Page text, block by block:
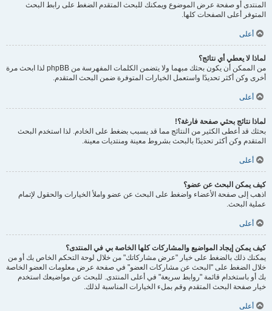
المنتدى أو صفحة عرض الموضوع ويمكنك للبحث المتقدم الضغط على رابط البحث
المتوفر أعلى الصفحات كلها.
أعلى
لماذا لا يعطي أي نتائج؟
من الممكن أن يكون بحثك مبهما ولا يتضمن الكلمات المفهرسة من phpBB لذا ابحث مرة
أخرى وكن أكثر تحديدًا واستعمل الخيارات المتوفرة ضمن البحث المتقدم.
أعلى
لماذا نتائج بحثي صفحة فارغة؟!
بحثك قد أعطى الكثير من النتائج مما قد يسبب بضغط على الخادم. لذا استخدم البحث
المتقدم وكن أكثر تحديدًا بالبحث بشروط معينة ومنتديات معينة.
أعلى
كيف يمكن البحث عن عضو؟
اذهب إلى صفحة الأعضاء واضغط على البحث عن عضو واملأ الخيارات والحقول لإتمام
عملية البحث.
أعلى
كيف يمكن إيجاد المواضيع والمشاركات كلها الخاصة بي في المنتدى؟
يمكنك ذلك بالضغط على خيار "عرض مشاركاتك" من خلال لوحة التحكم الخاص بك أو من
خلال الضغط على "البحث عن مشاركات العضو" في صفحة عرض معلومات العضو الخاصة
بك أو باستخدام قائمة "روابط سريعة" في أعلى المنتدى. للبحث عن مواضيعك استخدم
خيار صفحة البحث المتقدم وقم بملء الخيارات المناسبة لذلك.
أعلى